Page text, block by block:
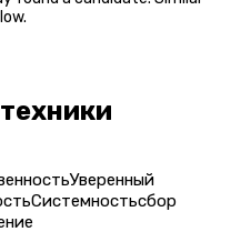
Уверенный
Системностьсбор